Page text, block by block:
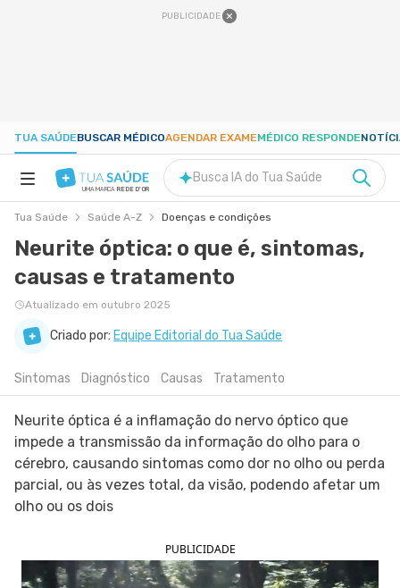
PUBLICIDADE
TUA SAÚDEBUSCAR MÉDICOAGENDAR EXAMEMÉDICO RESPONDE
NUTRIÇÃO
GRAVIDEZ
BEM-ESTAR
SIGA O TUA SAÚDE NAS REDES SOCIAIS
UMA MARCA REDE D'OR
Busca IA do Tua Saúde
Tua Saúde Saúde A-Z Doenças e condições
Neurite óptica: o que é, sintomas,
causas e tratamento
Atualizado em outubro 2025
Criado por: Equipe Editorial do Tua Saúde
Sintomas Diagnóstico Causas Tratamento
Neurite óptica é a inflamação do nervo óptico que
impede a transmissão da informação do olho para o
cérebro, causando sintomas como dor no olho ou perda
parcial, ou às vezes total, da visão, podendo afetar um
olho ou os dois
PUBLICIDADE